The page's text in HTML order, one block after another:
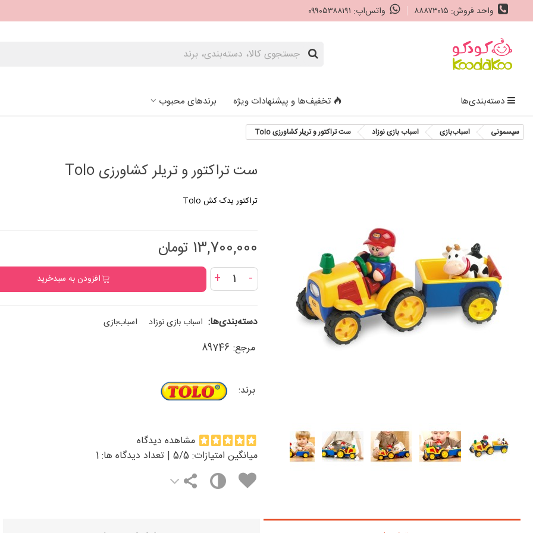
واحد فروش: ۸۸۸۷۳۰۱۵ واتس‌اپ: ۰۹۹۰۵۳۸۸۱۹۱
دسته‌بندی‌ها تخفیف‌ها و پیشنهادات ویژه برندهای محبوب
سیسمونی اسباب‌بازی اسباب‌ بازی نوزاد ست تراکتور و تریلر کشاورزی Tolo
ست تراکتور و تریلر کشاورزی Tolo
تراکتور یدک کش Tolo
13,700,000 تومان
-
+ افزودن به سبدخرید
دسته‌بندی‌ها: اسباب‌ بازی نوزاد اسباب‌بازی
مرجع: 89746
برند:
مشاهده دیدگاه
میانگین امتیازات:
5/5 | تعداد دیدگاه ها: 1